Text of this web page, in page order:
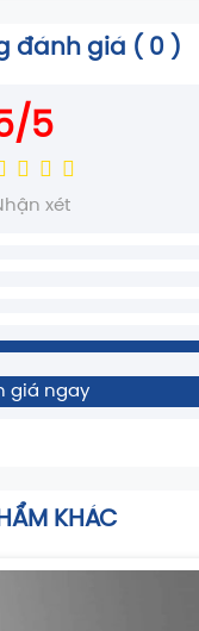
đánh giá ( 0 )
5
xét
giá ngay
KHÁC